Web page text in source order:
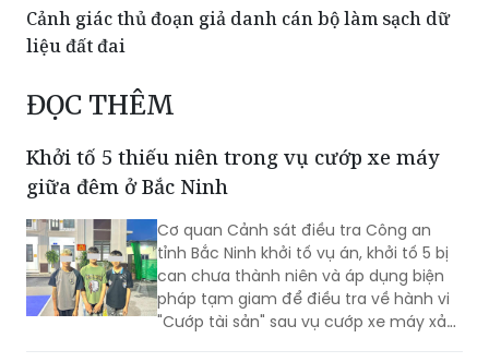
Khởi tố hai người sản xuất “thuốc Đông y gia
truyền” trộn tân dược
Cảnh giác thủ đoạn giả danh cán bộ làm sạch dữ
liệu đất đai
ĐỌC THÊM
Khởi tố 5 thiếu niên trong vụ cướp xe máy
giữa đêm ở Bắc Ninh
Cơ quan Cảnh sát điều tra Công an
tỉnh Bắc Ninh khởi tố vụ án, khởi tố 5 bị